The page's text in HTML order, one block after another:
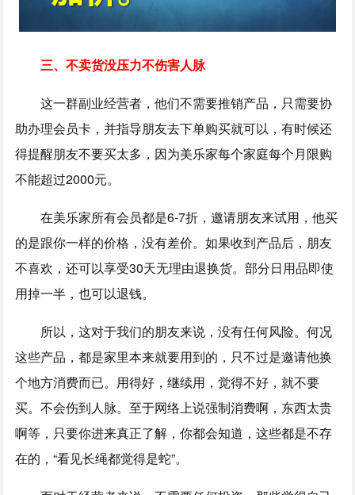
三、不卖货没压力不伤害人脉
这一群副业经营者，他们不需要推销产品，只需要协
助办理会员卡，并指导朋友去下单购买就可以，有时候还
得提醒朋友不要买太多，因为美乐家每个家庭每个月限购
不能超过2000元。
在美乐家所有会员都是6-7折，邀请朋友来试用，他买
的是跟你一样的价格，没有差价。如果收到产品后，朋友
不喜欢，还可以享受30天无理由退换货。部分日用品即使
用掉一半，也可以退钱。
所以，这对于我们的朋友来说，没有任何风险。何况
这些产品，都是家里本来就要用到的，只不过是邀请他换
个地方消费而已。用得好，继续用，觉得不好，就不要
买。不会伤到人脉。至于网络上说强制消费啊，东西太贵
啊等，只要你进来真正了解，你都会知道，这些都是不存
在的，“看见长绳都觉得是蛇”。